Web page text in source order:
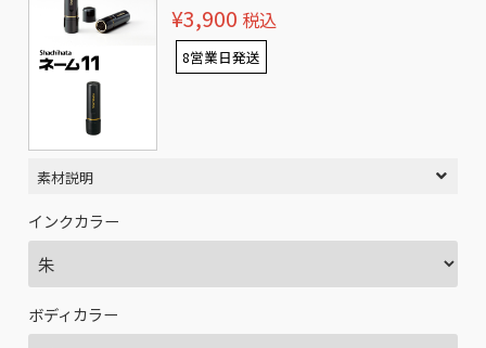
¥3,900 税込
8営業日発送
素材説明
インクカラー
ボディカラー